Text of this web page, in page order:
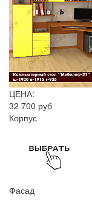
ЦЕНА:
32 700 руб
Корпус
Фасад